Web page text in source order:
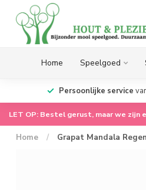
Home Speelgoed
Persoonlijke service
LET OP: Bestel gerust, maar we zijn
Home / Grapat Mandala